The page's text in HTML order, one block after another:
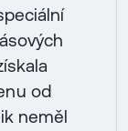
od
neměl